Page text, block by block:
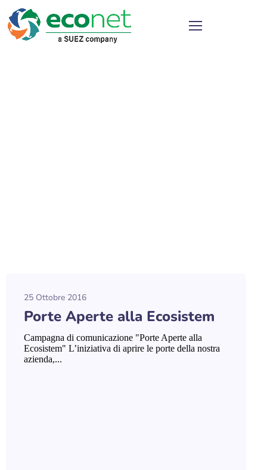
25 Ottobre 2016
Porte Aperte alla Ecosistem
Campagna di comunicazione "Porte Aperte alla
Ecosistem" L’iniziativa di aprire le porte della nostra
azienda,...